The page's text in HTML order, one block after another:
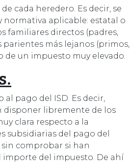
cada heredero. Es decir, se
normativa aplicable: estatal o
familiares directos (padres,
más lejanos (primos,
de un impuesto muy elevado.
pago del ISD. Es decir,
disponer libremente de los
clara respecto a la
subsidiarias del pago del
comprobar si han
importe del impuesto. De ahí